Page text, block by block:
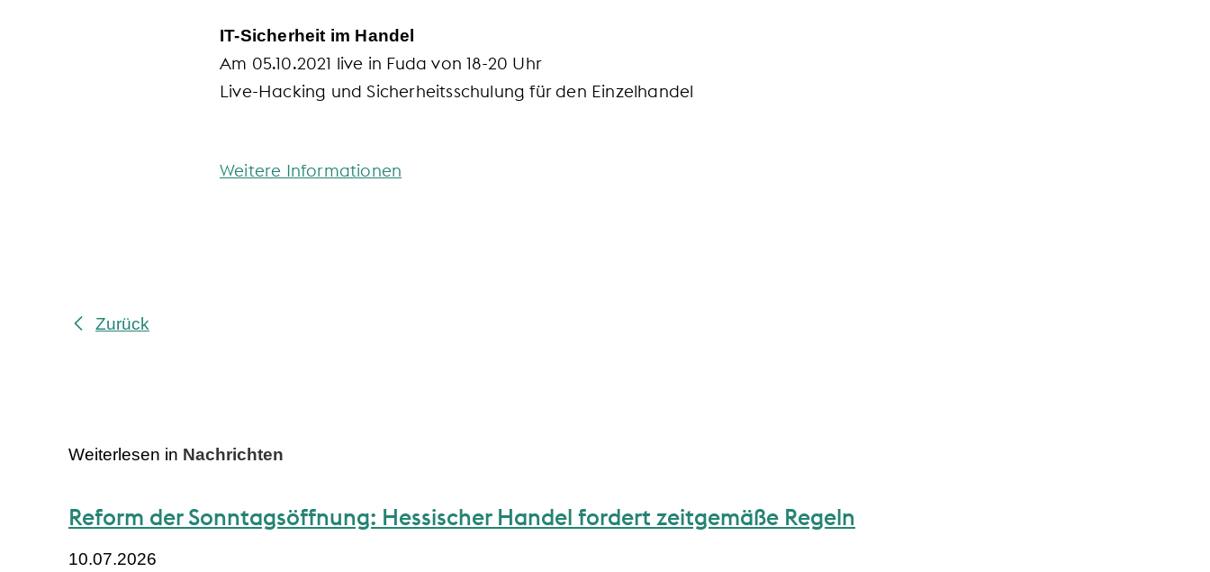
IT-Sicherheit im Handel
Am 05.10.2021 live in Fuda von 18-20 Uhr
Live-Hacking und Sicherheitsschulung für den Einzelhandel
Weitere Informationen
Zurück
Weiterlesen in Nachrichten
Reform der Sonntagsöffnung: Hessischer Handel fordert zeitgemäße Regeln
10.07.2026